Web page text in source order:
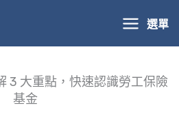
選單
3 大重點，快速認識勞工保險
基金